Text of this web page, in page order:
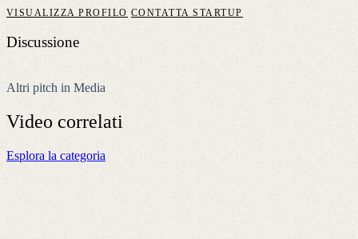
VISUALIZZA PROFILO CONTATTA STARTUP
Discussione
Altri pitch in Media
Video correlati
Esplora la categoria